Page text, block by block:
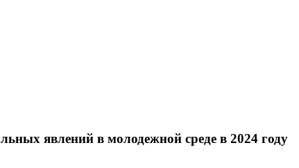
явлений в молодежной среде в 2024 году